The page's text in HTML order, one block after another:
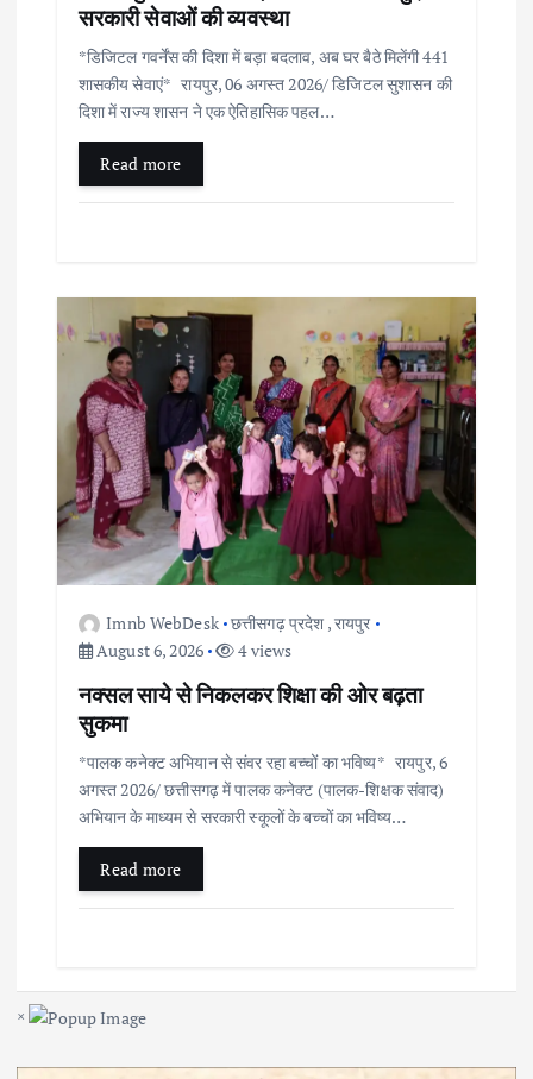
सरकारी सेवाओं की व्यवस्था
*डिजिटल गवर्नेंस की दिशा में बड़ा बदलाव, अब घर बैठे मिलेंगी 441
शासकीय सेवाएं* रायपुर, 06 अगस्त 2026/ डिजिटल सुशासन की
दिशा में राज्य शासन ने एक ऐतिहासिक पहल…
Read more
Imnb WebDesk छत्तीसगढ़ प्रदेश ,रायपुर
August 6, 2026
4 views
नक्सल साये से निकलकर शिक्षा की ओर बढ़ता
सुकमा
*पालक कनेक्ट अभियान से संवर रहा बच्चों का भविष्य* रायपुर, 6
अगस्त 2026/ छत्तीसगढ़ में पालक कनेक्ट (पालक-शिक्षक संवाद)
अभियान के माध्यम से सरकारी स्कूलों के बच्चों का भविष्य…
Read more
×